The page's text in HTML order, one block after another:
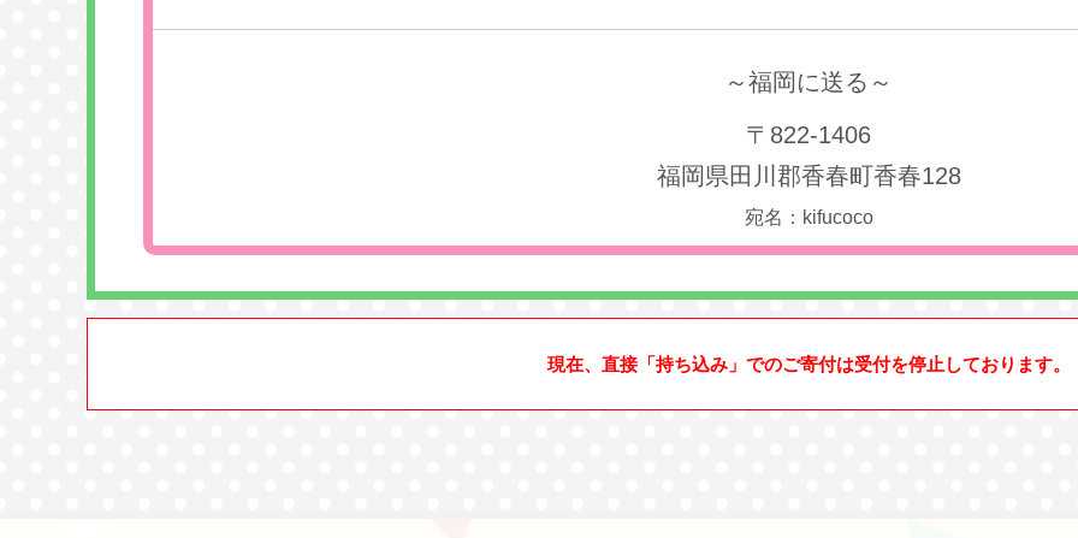
～福岡に送る～
〒822-1406
福岡県田川郡香春町香春128
宛名：kifucoco
現在、直接「持ち込み」でのご寄付は受付を停止しております。